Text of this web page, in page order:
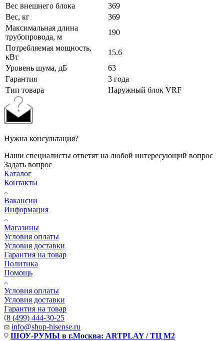
Вес внешнего блока
369
Вес, кг
369
Максимальная длина
трубопровода, м
190
Потребляемая мощность,
кВт
15.6
Уровень шума, дБ
63
Гарантия
3 года
Тип товара
Наружный блок VRF
Нужна консультация?
Наши специалисты ответят на любой интересующий вопрос
Задать вопрос
Каталог
Контакты
Вакансии
Информация
Магазины
Условия оплаты
Условия доставки
Гарантия на товар
Политика
Помощь
Условия оплаты
Условия доставки
Гарантия на товар
8 (499) 444-30-25
info@shop-hisense.ru
ШОУ-РУМЫ в г.Москва: ARTPLAY / ТЦ М2